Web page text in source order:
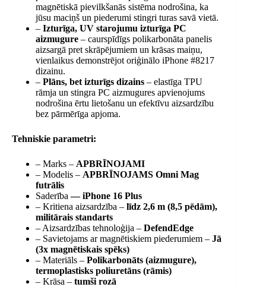
magnētiskā pievilkšanās sistēma nodrošina, ka
jūsu maciņš un piederumi stingri turas savā vietā.
– Izturīga, UV starojumu izturīga PC
aizmugure – caurspīdīgs polikarbonāta panelis
aizsargā pret skrāpējumiem un krāsas maiņu,
vienlaikus demonstrējot oriģinālo iPhone #8217
dizainu.
– Plāns, bet izturīgs dizains – elastīga TPU
rāmja un stingra PC aizmugures apvienojums
nodrošina ērtu lietošanu un efektīvu aizsardzību
bez pārmērīga apjoma.
Tehniskie parametri:
– Marks – APBRĪNOJAMI
– Modelis – APBRĪNOJAMS Omni Mag
futrālis
Saderība— iPhone 16 Plus
– Kritiena aizsardzība – līdz 2,6 m (8,5 pēdām),
militārais standarts
– Aizsardzības tehnoloģija – DefendEdge
– Savietojams ar magnētiskiem piederumiem – Jā
(3x magnētiskais spēks)
– Materiāls – Polikarbonāts (aizmugure),
termoplastisks poliuretāns (rāmis)
– Krāsa – tumši rozā